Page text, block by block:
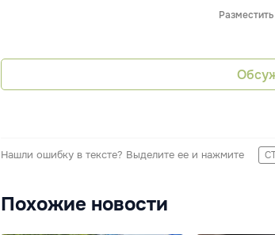
Нашли ошибку в тексте? Выделите ее и нажмите
Похожие новости